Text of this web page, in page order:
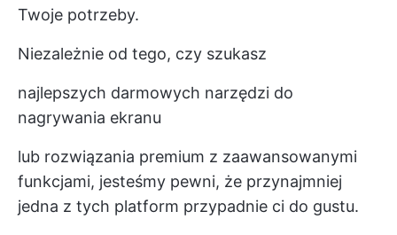
Twoje potrzeby.
Niezależnie od tego, czy szukasz
najlepszych darmowych narzędzi do
nagrywania ekranu
lub rozwiązania premium z zaawansowanymi
funkcjami, jesteśmy pewni, że przynajmniej
jedna z tych platform przypadnie ci do gustu.